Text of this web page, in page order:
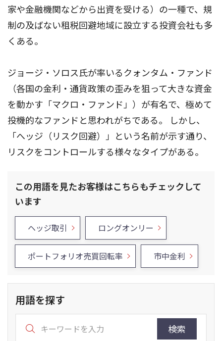
家や金融機関などから出資を受ける）の一種で、規
制の及ばない租税回避地域に設立する投資会社も多
くある。
ジョージ・ソロス氏が率いるクォンタム・ファンド
（各国の金利・通貨政策の歪みを狙って大きな資金
を動かす「マクロ・ファンド」）が有名で、極めて
投機的なファンドと思われがちである。 しかし、
「へッジ（リスク回避）」という名前が示す通り、
リスクをコントロールする様々なタイプがある。
この用語を見たお客様はこちらもチェックして
います
ヘッジ取引 ロングオンリー
ポートフォリオ売買回転率 市中金利
用語を探す
検索